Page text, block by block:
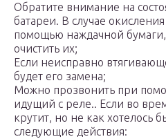
Обратите внимание на
батареи. В случае
помощью наждачной
очистить их;
Если неисправно
будет его замена;
Можно прозвонить при
идущий с реле.. Если во
крутит, но не как хотелось
следующие действия: